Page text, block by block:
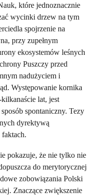
które jednoznacznie
wycinki drzew na tym
spojrzenie na
przy zupełnym
ekosystemów leśnych
Puszczy przed
nadużyciem i
Występowanie kornika
lat, jest
spontaniczny. Tezy
dyrektywą
faktach.
pokazuje, że nie tylko nie
do merytorycznej
zobowiązania Polski
Znaczące zwiększenie